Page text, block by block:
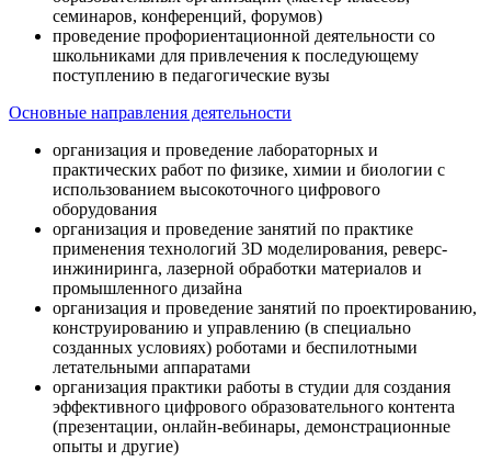
семинаров, конференций, форумов)
проведение профориентационной деятельности со
школьниками для привлечения к последующему
поступлению в педагогические вузы
Основные направления деятельности
организация и проведение лабораторных и
практических работ по физике, химии и биологии с
использованием высокоточного цифрового
оборудования
организация и проведение занятий по практике
применения технологий 3D моделирования, реверс-
инжиниринга, лазерной обработки материалов и
промышленного дизайна
организация и проведение занятий по проектированию,
конструированию и управлению (в специально
созданных условиях) роботами и беспилотными
летательными аппаратами
организация практики работы в студии для создания
эффективного цифрового образовательного контента
(презентации, онлайн-вебинары, демонстрационные
опыты и другие)